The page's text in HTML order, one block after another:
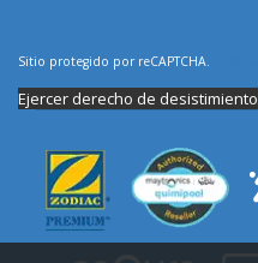
Sitio protegido por reCAPTCHA.
Ejercer derecho de desistimiento